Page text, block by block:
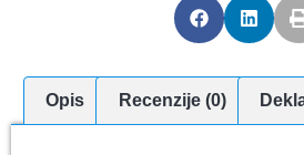
Opis Recenzije (0)